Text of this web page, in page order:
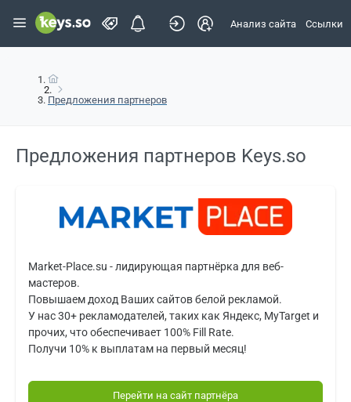
Анализ сайта Ссылки
Предложения партнеров
Предложения партнеров Keys.so
Market-Place.su - лидирующая партнёрка для веб-
мастеров.
Повышаем доход Ваших сайтов белой рекламой.
У нас 30+ рекламодателей, таких как Яндекс, MyTarget и
прочих, что обеспечивает 100% Fill Rate.
Получи 10% к выплатам на первый месяц!
Перейти на сайт партнёра